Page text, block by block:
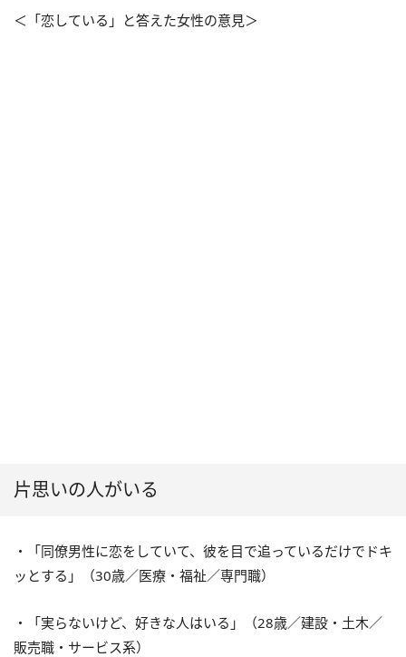
＜「恋している」と答えた女性の意見＞
片思いの人がいる
・「同僚男性に恋をしていて、彼を目で追っているだけでドキ
ッとする」（30歳／医療・福祉／専門職）
・「実らないけど、好きな人はいる」（28歳／建設・土木／
販売職・サービス系）